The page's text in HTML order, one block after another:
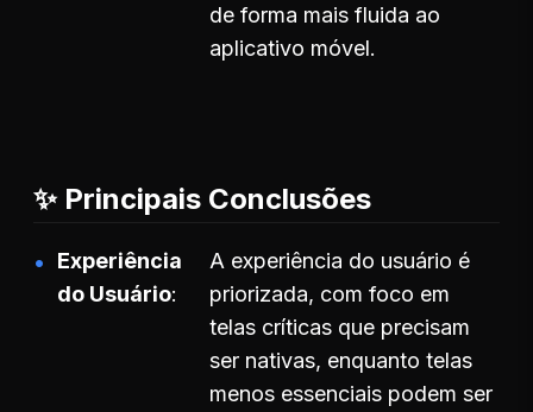
de forma mais fluida ao
aplicativo móvel.
✨ Principais Conclusões
Experiência
do Usuário
A experiência do usuário é
priorizada, com foco em
telas críticas que precisam
ser nativas, enquanto telas
menos essenciais podem ser